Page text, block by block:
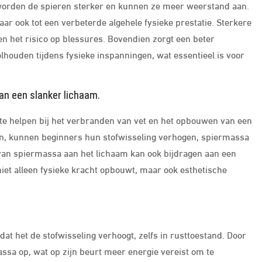
de spieren sterker en kunnen ze meer weerstand aan.
ook tot een verbeterde algehele fysieke prestatie. Sterkere
het risico op blessures. Bovendien zorgt een beter
tijdens fysieke inspanningen, wat essentieel is voor
een slanker lichaam.
bij het verbranden van vet en het opbouwen van een
kunnen beginners hun stofwisseling verhogen, spiermassa
spiermassa aan het lichaam kan ook bijdragen aan een
alleen fysieke kracht opbouwt, maar ook esthetische
het de stofwisseling verhoogt, zelfs in rusttoestand. Door
op, wat op zijn beurt meer energie vereist om te